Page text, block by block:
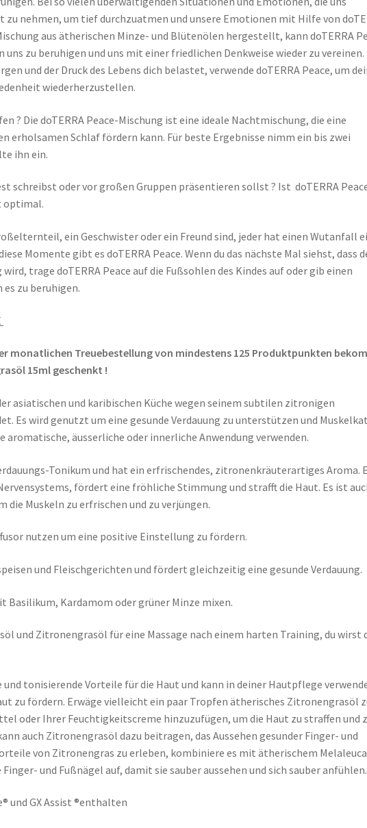
zu nehmen, um tief durchzuatmen und unsere Emotionen mit Hilfe von
aus ätherischen Minze- und Blütenölen hergestellt, kann doTERRA
zu beruhigen und uns mit einer friedlichen Denkweise wieder zu vereinen.
und der Druck des Lebens dich belastet, verwende doTERRA Peace, um
wiederherzustellen.
? Die doTERRA Peace-Mischung ist eine ideale Nachtmischung, die eine
erholsamen Schlaf fördern kann. Für beste Ergebnisse nimm ein bis zwei
ihn ein.
schreibst oder vor großen Gruppen präsentieren sollst ? Ist doTERRA
optimal.
ein Geschwister oder ein Freund sind, jeder hat einen Wutanfall
Momente gibt es doTERRA Peace. Wenn du das nächste Mal siehst, dass
trage doTERRA Peace auf die Fußsohlen des Kindes auf oder gib einen
zu beruhigen.
monatlichen Treuebestellung von mindestens 125 Produktpunkten
15ml geschenkt !
asiatischen und karibischen Küche wegen seinem subtilen zitronigen
Es wird genutzt um eine gesunde Verdauung zu unterstützen und
aromatische, äusserliche oder innerliche Anwendung verwenden.
Tonikum und hat ein erfrischendes, zitronenkräuterartiges Aroma.
fördert eine fröhliche Stimmung und strafft die Haut. Es ist
die Muskeln zu erfrischen und zu verjüngen.
nutzen um eine positive Einstellung zu fördern.
und Fleischgerichten und fördert gleichzeitig eine gesunde Verdauung.
Kardamom oder grüner Minze mixen.
und Zitronengrasöl für eine Massage nach einem harten Training, du wirst
tonisierende Vorteile für die Haut und kann in deiner Hautpflege
zu fördern. Erwäge vielleicht ein paar Tropfen ätherisches Zitronengrasöl
oder Ihrer Feuchtigkeitscreme hinzuzufügen, um die Haut zu straffen und
auch Zitronengrasöl dazu beitragen, das Aussehen gesunder Finger- und
von Zitronengras zu erleben, kombiniere es mit ätherischem
und Fußnägel auf, damit sie sauber aussehen und sich sauber anfühlen.
und GX Assist ®enthalten